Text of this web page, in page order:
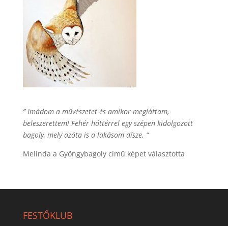
” Imádom a művészetet és amikor megláttam,
beleszerettem! Fehér háttérrel egy szépen kidolgozott
bagoly, mely azóta is a lakásom dísze. “
Melinda a Gyöngybagoly című képet választotta
FESTŐKLUB